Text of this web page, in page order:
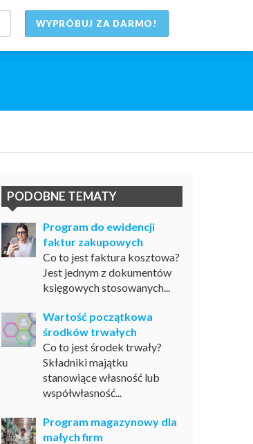
WYPRÓBUJ ZA DARMO!
PODOBNE TEMATY
Program do ewidencji
faktur zakupowych
Co to jest faktura kosztowa?
Jest jednym z dokumentów
księgowych stosowanych...
Wartość początkowa
środków trwałych
Co to jest środek trwały?
Składniki majątku
stanowiące własność lub
współwłasność...
Program magazynowy dla
małych firm